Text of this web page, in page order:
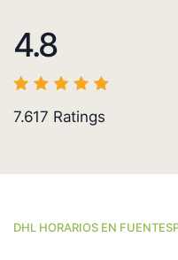
4.8
7.617 Ratings
DHL HORARIOS EN